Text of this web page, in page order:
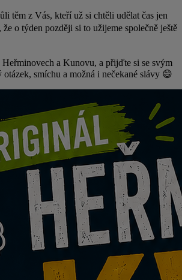
těm z Vás, kteří už si chtěli udělat čas jen
o týden později si to užijeme společně ještě
Heřminovech a Kunovu, a přijďte si se svým
smíchu a možná i nečekané slávy 😄